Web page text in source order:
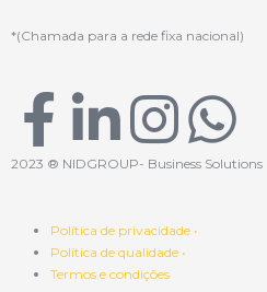
*(Chamada para a rede fixa nacional)
F
a
c
L
i
n
I
n
s
W
h
2023 ® NIDGROUP- Business Solutions
Política de privacidade •
Política de qualidade •
Termos e condições